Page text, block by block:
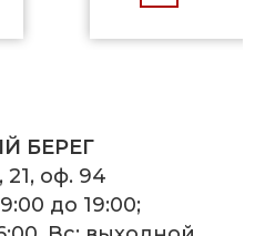
БЕРЕГ
оф. 94
до 19:00;